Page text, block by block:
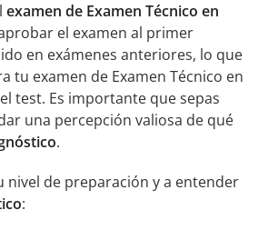
examen de Examen Técnico en
el examen al primer
en exámenes anteriores, lo que
tu examen de Examen Técnico en
test. Es importante que sepas
una percepción valiosa de qué
.
nivel de preparación y a entender
: